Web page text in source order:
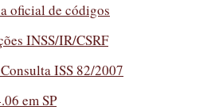
oficial de códigos
INSS/IR/CSRF
ISS 82/2007
em SP